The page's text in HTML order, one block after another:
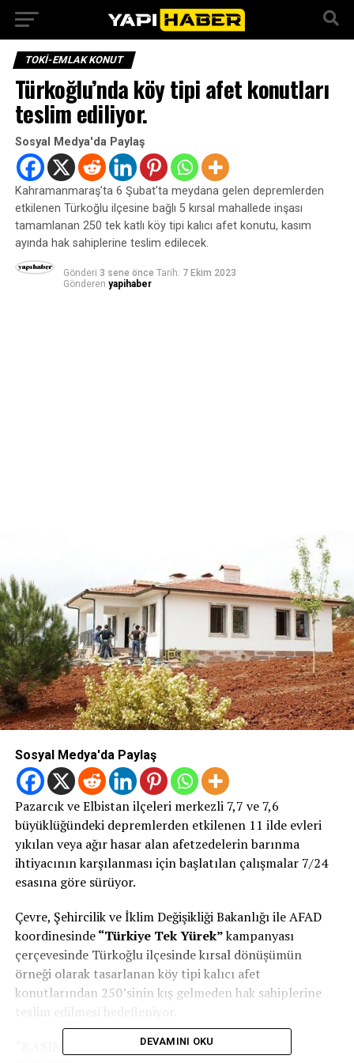
TOKI-EMLAK KONUT
Türkoğlu’nda köy tipi afet konutları
teslim ediliyor.
Sosyal Medya'da Paylaş
Kahramanmaraş’ta 6 Şubat’ta meydana gelen depremlerden
etkilenen Türkoğlu ilçesine bağlı 5 kırsal mahallede inşası
tamamlanan 250 tek katlı köy tipi kalıcı afet konutu, kasım
ayında hak sahiplerine teslim edilecek.
Gönderi 3 sene önce Tarih: 7 Ekim 2023
Gönderen yapihaber
Sosyal Medya'da Paylaş
Pazarcık ve Elbistan ilçeleri merkezli 7,7 ve 7,6
büyüklüğündeki depremlerden etkilenen 11 ilde evleri
yıkılan veya ağır hasar alan afetzedelerin barınma
ihtiyacının karşılanması için başlatılan çalışmalar 7/24
esasına göre sürüyor.
Çevre, Şehircilik ve İklim Değişikliği Bakanlığı ile AFAD
koordinesinde“Türkiye Tek Yürek”kampanyası
çerçevesinde Türkoğlu ilçesinde kırsal dönüşümün
örneği olarak tasarlanan köy tipi kalıcı afet
konutlarından 250’sinin kış gelmeden hak sahiplerine
teslim edilmesi hedefleniyor.
“KASIM AYINA KADAR İNŞALLAH TAMAMI
DEVAMINI OKU